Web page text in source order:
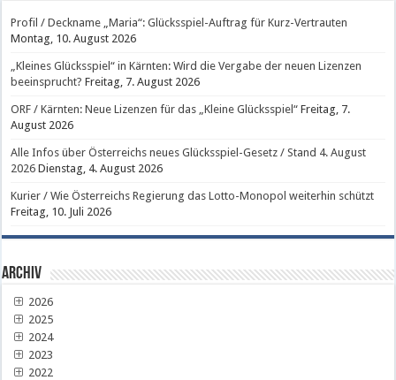
Profil / Deckname „Maria“: Glücksspiel-Auftrag für Kurz-Vertrauten
Montag, 10. August 2026
„Kleines Glücksspiel“ in Kärnten: Wird die Vergabe der neuen Lizenzen
beeinsprucht? Freitag, 7. August 2026
ORF / Kärnten: Neue Lizenzen für das „Kleine Glücksspiel“ Freitag, 7.
August 2026
Alle Infos über Österreichs neues Glücksspiel-Gesetz / Stand 4. August
2026 Dienstag, 4. August 2026
Kurier / Wie Österreichs Regierung das Lotto-Monopol weiterhin schützt
Freitag, 10. Juli 2026
Archiv
2026
2025
2024
2023
2022